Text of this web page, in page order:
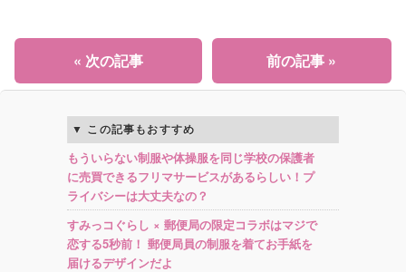
前の記事 »
« 次の記事
この記事もおすすめ
もういらない制服や体操服を同じ学校の保護者
に売買できるフリマサービスがあるらしい！プ
ライバシーは大丈夫なの？
すみっコぐらし × 郵便局の限定コラボはマジで
恋する5秒前！ 郵便局員の制服を着てお手紙を
届けるデザインだよ